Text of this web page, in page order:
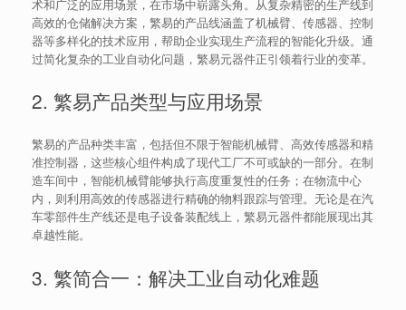
术和广泛的应用场景，在市场中崭露头角。从复杂精密的生产线到
高效的仓储解决方案，繁易的产品线涵盖了机械臂、传感器、控制
器等多样化的技术应用，帮助企业实现生产流程的智能化升级。通
过简化复杂的工业自动化问题，繁易元器件正引领着行业的变革。
2. 繁易产品类型与应用场景
繁易的产品种类丰富，包括但不限于智能机械臂、高效传感器和精
准控制器，这些核心组件构成了现代工厂不可或缺的一部分。在制
造车间中，智能机械臂能够执行高度重复性的任务；在物流中心
内，则利用高效的传感器进行精确的物料跟踪与管理。无论是在汽
车零部件生产线还是电子设备装配线上，繁易元器件都能展现出其
卓越性能。
3. 繁简合一：解决工业自动化难题